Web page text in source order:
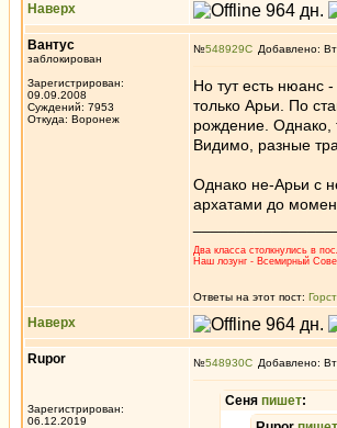
Наверх
Вантус
заблокирован
Зарегистрирован:
09.09.2008
Суждений: 7953
Откуда: Воронеж
№548929 Добавлено:
Но тут есть нюанс
только Арьи. По
рождение. Однако,
Видимо, разные
Однако не-Арьи с
архатами до
Два класса столкнулись в
Наш лозунг - Всемирный
Ответы на этот пост:
Наверх
Rupor
Зарегистрирован:
06.12.2019
№548930 Добавлено:
Сеня пишет: